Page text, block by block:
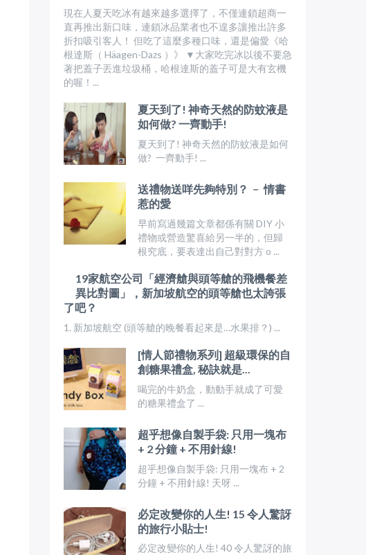
現在人夏天吃冰有越來越多選擇了，不僅連鎖超商一
直再推出新口味，連鎖冰品業者也不遑多讓推出許多
折扣吸引客人！ 但吃了這麼多種口味，還是偏愛《哈
根達斯（ Häagen-Dazs ）》 ▼大家吃完冰以後不要急
著把蓋子丟進垃圾桶，哈根達斯的蓋子可是大有玄機
的喔！...
夏天到了! 神奇天然的防蚊液是
如何做? 一齊動手!
夏天到了! 神奇天然的防蚊液是如何
做? 一齊動手! ...
送禮物送咩先夠特別？ ﹣ 情書
惹的愛
早前寫過幾篇文章都係有關 DIY 小
禮物或營造驚喜給另一半的，但歸
根究底，要表達出自己對對方 o ...
19家航空公司「經濟艙與頭等艙的飛機餐差
異比對圖」，新加坡航空的頭等艙也太誇張
了吧？
1. 新加坡航空 (頭等艙的晚餐看起來是…水果排？) ...
[情人節禮物系列] 超級環保的自
創糖果禮盒, 秘訣就是...
喝完的牛奶盒，動動手就成了可愛
的糖果禮盒了 ...
超乎想像自製手袋: 只用一塊布
+ 2 分鐘 + 不用針線!
超乎想像自製手袋: 只用一塊布 + 2
分鐘 + 不用針線! 天呀 ...
必定改變你的人生! 15 令人驚訝
的旅行小貼士!
必定改變你的人生! 40 令人驚訝的旅